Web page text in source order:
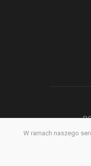
W ramach naszego